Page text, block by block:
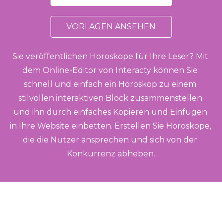
Sie veröffentlichen Horoskope für Ihre Leser? Mit
dem Online-Editor von Interacty können Sie
schnell und einfach ein Horoskop zu einem
stilvollen interaktiven Block zusammenstellen
und ihn durch einfaches Kopieren und Einfügen
in Ihre Website einbetten. Erstellen Sie Horoskope,
die die Nutzer ansprechen und sich von der
Konkurrenz abheben.
VORLAGEN ANSEHEN